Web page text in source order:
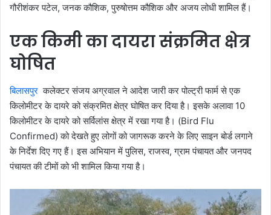
गौरीशंकर पटेल, जनक कौशिक, पुरुषोत्तम कौशिक और अजय लोधी शामिल हैं।
एक किमी का दायरा संक्रमित क्षेत्र
घोषित
बिलासपुर कलेक्टर संजय अग्रवाल ने आदेश जारी कर पोल्ट्री फार्म से एक
किलोमीटर के दायरे को संक्रमित क्षेत्र घोषित कर दिया है। इसके अलावा 10
किलोमीटर के दायरे को सर्विलांस क्षेत्र में रखा गया है। (Bird Flu
Confirmed) को देखते हुए लोगों को जागरूक करने के लिए साइन बोर्ड लगाने
के निर्देश दिए गए हैं। इस अभियान में पुलिस, राजस्व, ग्राम पंचायत और जनपद
पंचायत की टीमों को भी शामिल किया गया है।